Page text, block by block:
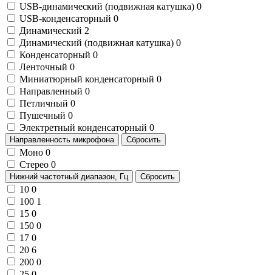
USB-динамический (подвижная катушка) 0
USB-конденсаторный 0
Динамический 2
Динамический (подвижная катушка) 0
Конденсаторный 0
Ленточный 0
Миниатюрный конденсаторный 0
Направленный 0
Петличный 0
Пушечный 0
Электретный конденсаторный 0
Направленность микрофона Сбросить
Моно 0
Стерео 0
Нижний частотный диапазон, Гц Сбросить
10 0
100 1
15 0
150 0
17 0
20 6
200 0